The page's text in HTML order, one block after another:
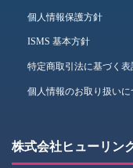
個人情報保護方針
ISMS 基本方針
特定商取引法に基づく表
個人情報のお取り扱いに
株式会社ヒューリン